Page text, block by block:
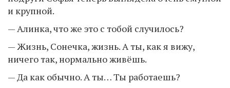
и крупной.
— Алинка, что же это с тобой случилось?
— Жизнь, Сонечка, жизнь. А ты, как я вижу,
ничего так, нормально живёшь.
— Да как обычно. А ты… Ты работаешь?